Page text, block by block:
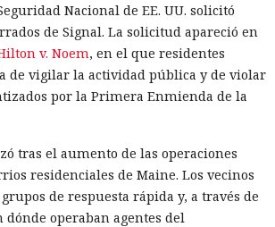
Nacional de EE. UU. solicitó
de Signal. La solicitud apareció en
v. Noem, en el que residentes
de vigilar la actividad pública y de violar
por la Primera Enmienda de la
tras el aumento de las operaciones
residenciales de Maine. Los vecinos
de respuesta rápida y, a través de
dónde operaban agentes del